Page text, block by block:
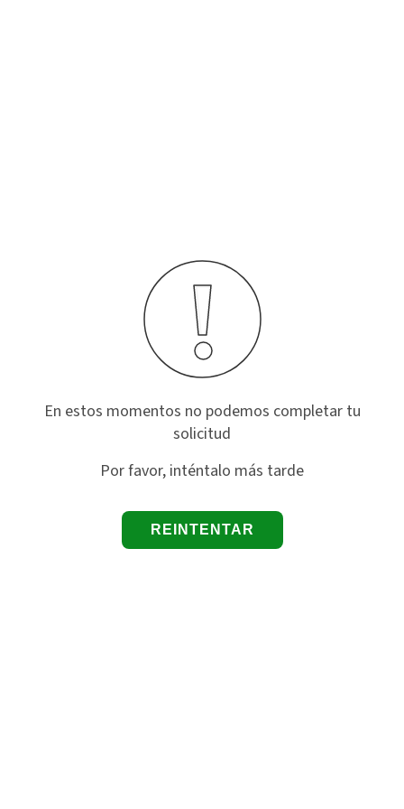
En estos momentos no podemos completar tu
solicitud
Por favor, inténtalo más tarde
REINTENTAR